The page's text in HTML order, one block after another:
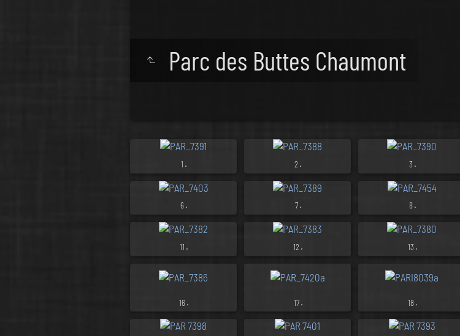
Parc des Buttes Chaumont
1 . 2 . 3 .
6. 7 . 8 .
11 . 12 . 13 .
16. 17 . 18 .